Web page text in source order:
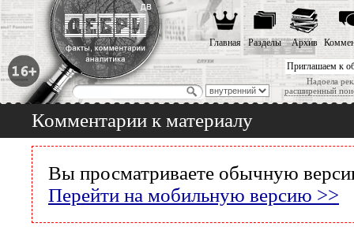
Приглашаем к
Надоела
расширенный
Главная Разделы Архив
Комментарии к материалу
Вы просматриваете обычную
Перейти на мобильную версию >>